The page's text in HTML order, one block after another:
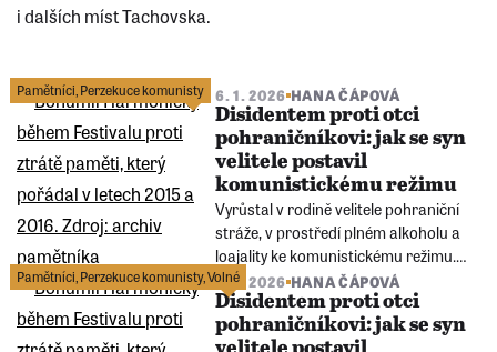
i dalších míst Tachovska.
Pamětníci,Perzekuce komunisty 6. 1. 2026 HANA ČÁPOVÁ
Disidentem proti otci
pohraničníkovi: jak se syn
velitele postavil
komunistickému režimu
Vyrůstal v rodině velitele pohraniční
stráže, v prostředí plném alkoholu a
loajality ke komunistickému režimu.
Právě odpor k otci ho přivedl k
disentu, veřejným protestům i ke
změně vlastního jména jako
Pamětníci,Perzekuce komunisty,Volné
6. 1. 2026 HANA ČÁPOVÁ
Disidentem proti otci
pohraničníkovi: jak se syn